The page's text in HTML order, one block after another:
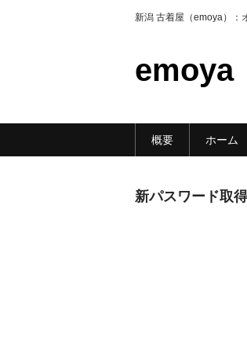
新潟 古着屋（emoya）：
emoya
概要 ホーム
新パスワード取得